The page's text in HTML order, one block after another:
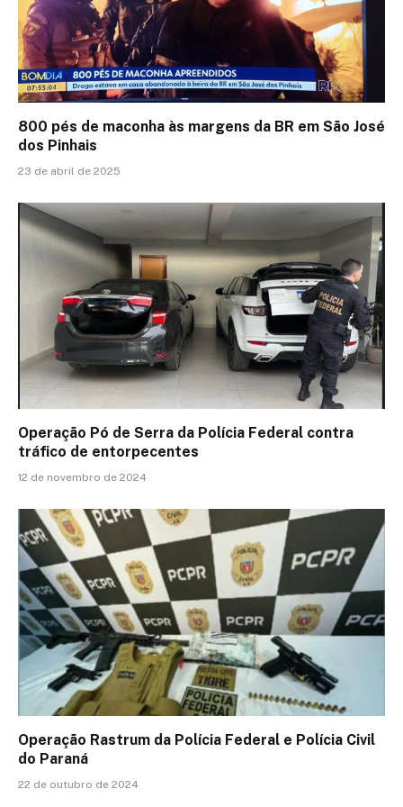
800 pés de maconha às margens da BR em São José
dos Pinhais
23 de abril de 2025
Operação Pó de Serra da Polícia Federal contra
tráfico de entorpecentes
12 de novembro de 2024
Operação Rastrum da Polícia Federal e Polícia Civil
do Paraná
22 de outubro de 2024